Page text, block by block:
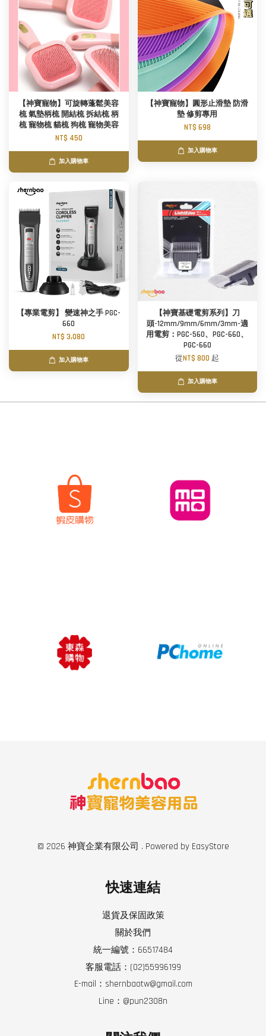
【神寶寵物】可旋轉蓬鬆美容
梳 氣墊柄梳 開結梳 拆結梳 柄
梳 寵物梳 貓梳 狗梳 寵物美容
NT$ 450
加入購物車
【神寶寵物】圓形止滑墊 防滑
墊 修剪專用
NT$ 698
加入購物車
【專業電剪】 變速神之手 PGC-
660
NT$ 3,080
加入購物車
【神寶基礎電剪系列】刀
頭-12mm/9mm/6mm/3mm-適
用電剪：PGC-560、PGC-660、
PGC-660
從NT$ 800 起
加入購物車
© 2026 神寶企業有限公司 . Powered by EasyStore
快速連結
退貨及保固政策
關於我們
統一編號：66517484
客服電話：(02)55996199
E-mail：shernbaotw@gmail.com
Line：@pun2308n